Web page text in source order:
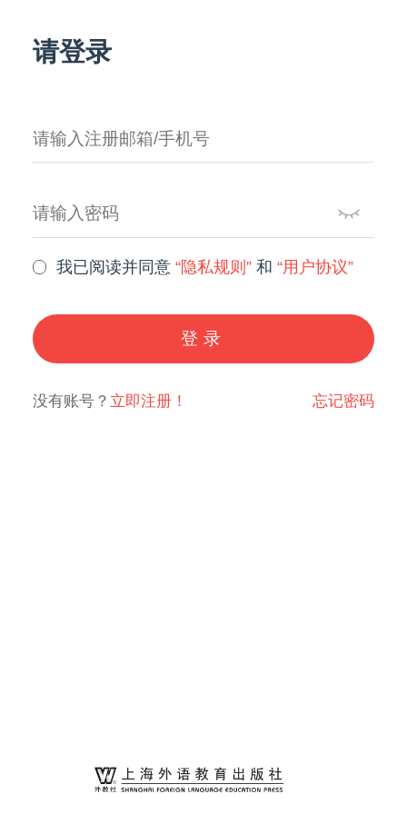
请登录
我已阅读并同意“隐私规则” 和“用户协议”
登录
没有账号？ 立即注册！ 忘记密码